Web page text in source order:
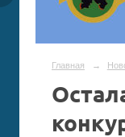
Главная →